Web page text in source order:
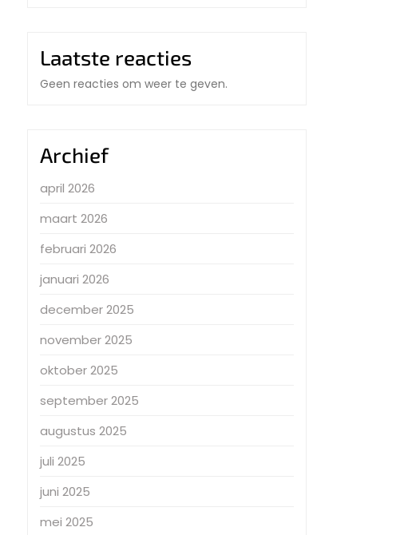
Laatste reacties
Geen reacties om weer te geven.
Archief
april 2026
maart 2026
februari 2026
januari 2026
december 2025
november 2025
oktober 2025
september 2025
augustus 2025
juli 2025
juni 2025
mei 2025